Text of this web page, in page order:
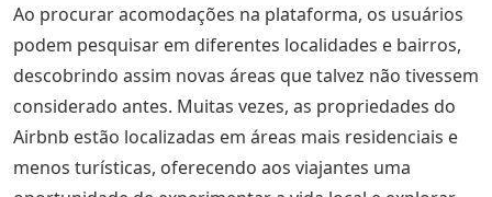
Ao procurar acomodações na plataforma, os usuários
podem pesquisar em diferentes localidades e bairros,
descobrindo assim novas áreas que talvez não tivessem
considerado antes. Muitas vezes, as propriedades do
Airbnb estão localizadas em áreas mais residenciais e
menos turísticas, oferecendo aos viajantes uma